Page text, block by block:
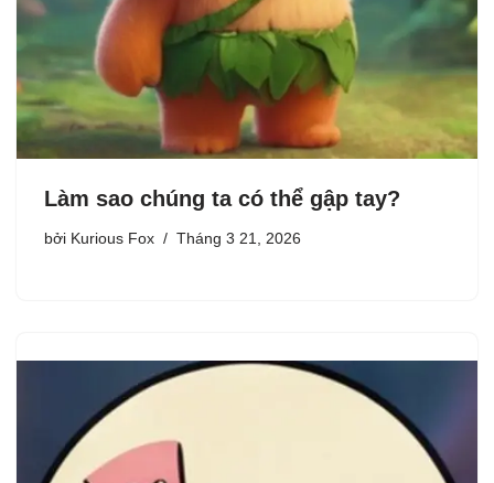
Làm sao chúng ta có thể gập tay?
bởi Kurious Fox Tháng 3 21, 2026